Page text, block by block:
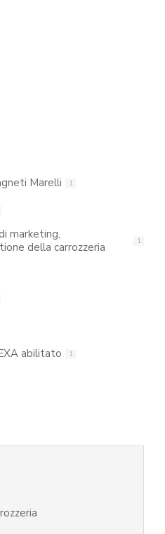
Marelli 1
marketing,
della carrozzeria
1
abilitato 1